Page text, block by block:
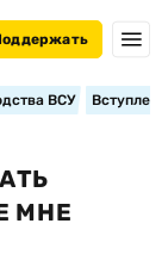
ВСУ
МНЕ